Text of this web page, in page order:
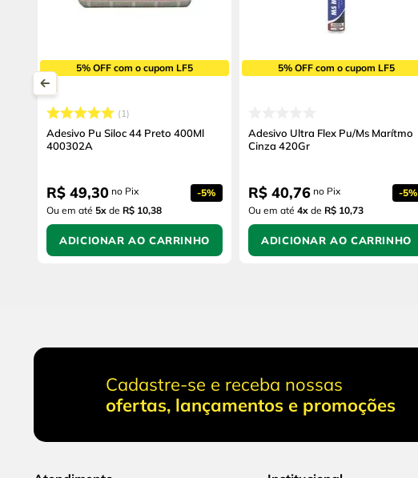
5% OFF com o cupom LF5
1
Adesivo Pu Siloc 44 Preto 400Ml
400302A
R$ 49,30 no Pix -5%
Ou em até 5x de R$ 10,38
ADICIONAR AO CARRINHO
5% OFF com o cupom LF5
Adesivo Ultra Flex Pu/Ms Marítmo
Cinza 420Gr
R$ 40,76 no Pix -5%
Ou em até 4x de R$ 10,73
ADICIONAR AO CARRINHO
Cadastre-se e receba nossas
ofertas, lançamentos e promoções